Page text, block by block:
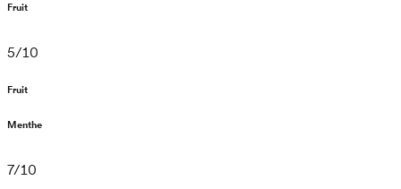
Fruit
5/10
Fruit
Menthe
7/10